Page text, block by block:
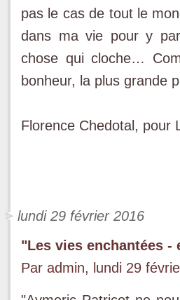
pas le cas de tout le
dans ma vie pour y
chose qui cloche…
bonheur, la plus grande
Florence Chedotal, pour
lundi 29 février 2016
"Les vies enchantées
Par admin, lundi 29